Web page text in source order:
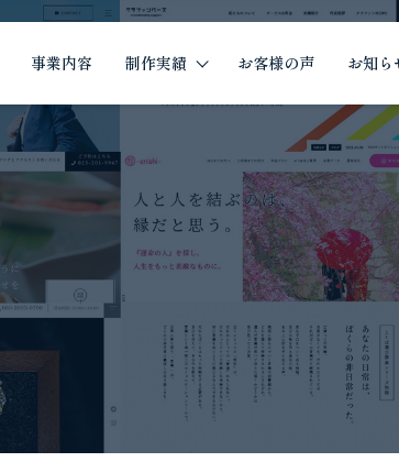
事業内容 制作実績
イツザイ制作実績
お客様の声 お知ら